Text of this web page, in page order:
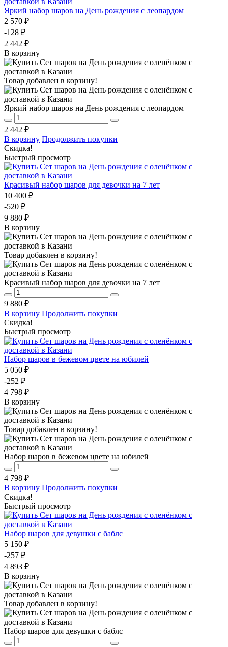
Яркий набор шаров на День рождения с леопардом
2 570 ₽
-128 ₽
2 442 ₽
В корзину
Товар добавлен в корзину!
Яркий набор шаров на День рождения с леопардом
2 442 ₽
В корзину Продолжить покупки
Скидка!
Быстрый просмотр
Красивый набор шаров для девочки на 7 лет
10 400 ₽
-520 ₽
9 880 ₽
В корзину
Товар добавлен в корзину!
Красивый набор шаров для девочки на 7 лет
9 880 ₽
В корзину Продолжить покупки
Скидка!
Быстрый просмотр
Набор шаров в бежевом цвете на юбилей
5 050 ₽
-252 ₽
4 798 ₽
В корзину
Товар добавлен в корзину!
Набор шаров в бежевом цвете на юбилей
4 798 ₽
В корзину Продолжить покупки
Скидка!
Быстрый просмотр
Набор шаров для девушки с баблс
5 150 ₽
-257 ₽
4 893 ₽
В корзину
Товар добавлен в корзину!
Набор шаров для девушки с баблс